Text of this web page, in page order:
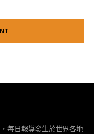
每日報導發生於世界各地